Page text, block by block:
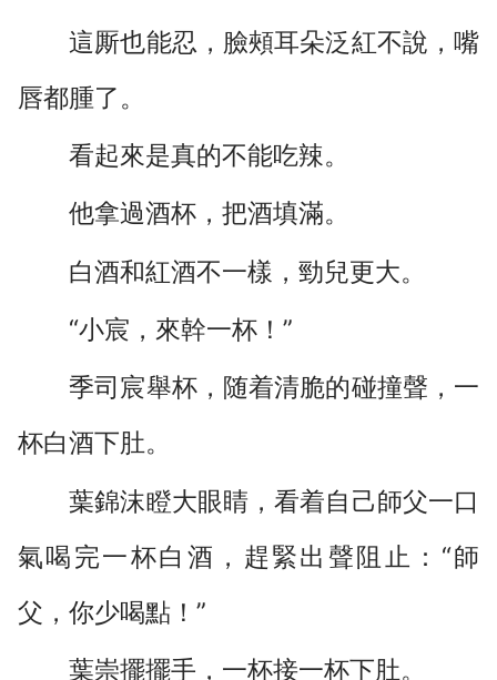
這厮也能忍，臉頰耳朵泛紅不說，嘴
唇都腫了。
看起來是真的不能吃辣。
他拿過酒杯，把酒填滿。
白酒和紅酒不一樣，勁兒更大。
“小宸，來幹一杯！”
季司宸舉杯，随着清脆的碰撞聲，一
杯白酒下肚。
葉錦沫瞪大眼睛，看着自己師父一口
氣喝完一杯白酒，趕緊出聲阻止：“師
父，你少喝點！”
葉崇擺擺手，一杯接一杯下肚。